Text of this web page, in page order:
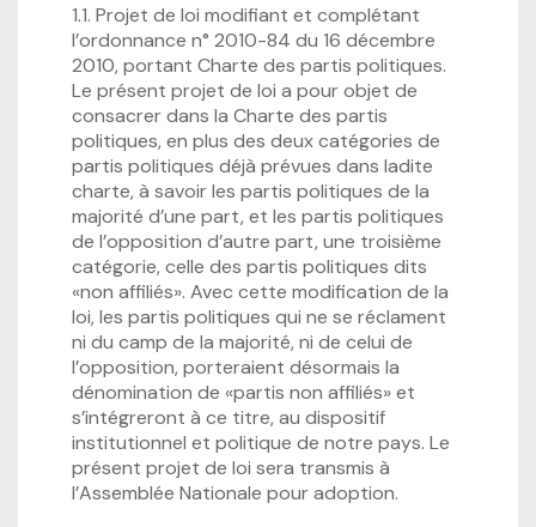
1.1. Projet de loi modifiant et complétant
l’ordonnance n° 2010-84 du 16 décembre
2010, portant Charte des partis politiques.
Le présent projet de loi a pour objet de
consacrer dans la Charte des partis
politiques, en plus des deux catégories de
partis politiques déjà prévues dans ladite
charte, à savoir les partis politiques de la
majorité d’une part, et les partis politiques
de l’opposition d’autre part, une troisième
catégorie, celle des partis politiques dits
«non affiliés». Avec cette modification de la
loi, les partis politiques qui ne se réclament
ni du camp de la majorité, ni de celui de
l’opposition, porteraient désormais la
dénomination de «partis non affiliés» et
s’intégreront à ce titre, au dispositif
institutionnel et politique de notre pays. Le
présent projet de loi sera transmis à
l’Assemblée Nationale pour adoption.